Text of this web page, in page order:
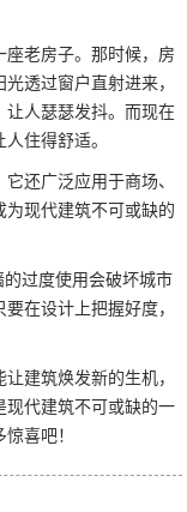
座老房子。那时候，房
透过窗户直射进来，
让人瑟瑟发抖。而现在
住得舒适。
还广泛应用于商场、
现代建筑不可或缺的
过度使用会破坏城市
在设计上把握好度，
建筑焕发新的生机，
现代建筑不可或缺的一
喜吧！